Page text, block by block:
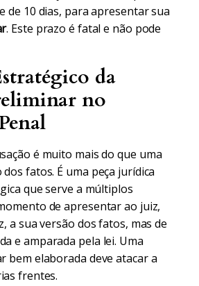
de 10 dias, para apresentar sua
. Este prazo é fatal e não pode
da
no
é muito mais do que uma
fatos. É uma peça jurídica
que serve a múltiplos
de apresentar ao juiz,
a sua versão dos fatos, mas de
e amparada pela lei. Uma
bem elaborada deve atacar a
frentes.